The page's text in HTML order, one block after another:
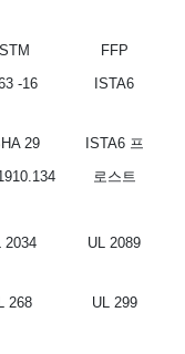
-16
FFP
ISTA6
29
ISTA6 프
로스트
2034 UL 2089
268 UL 299